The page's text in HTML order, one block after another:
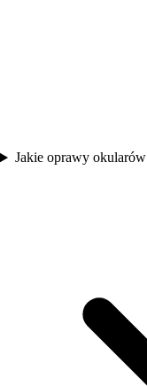
Jakie oprawy okularów